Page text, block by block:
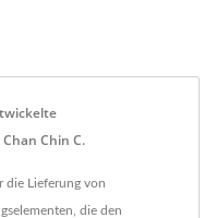
Chin C.
die Lieferung von
die den